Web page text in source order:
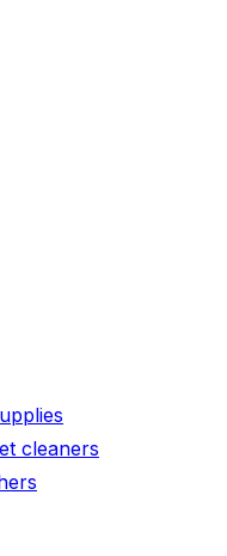
cleaners